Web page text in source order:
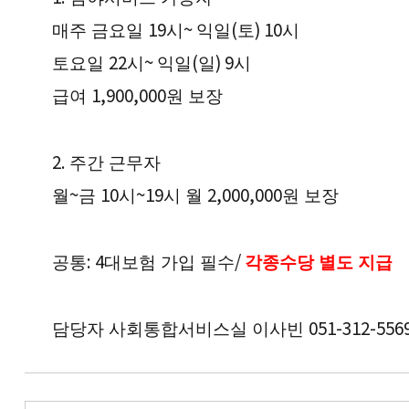
매주 금요일 19시 ~ 익일 (토) 10시
토요일 22시 ~ 익일 (일) 9시
급여 1,900,000원 보장
2. 주간 근무자
월~금 10시 ~19시 월 2,000,000원 보장
공통: 4대보험 가입 필수/ 각종수당 별도 지급
담당자 사회통합서비스실 이사빈 051-312-